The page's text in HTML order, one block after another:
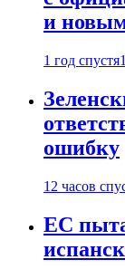
и
1 год спустя
ошибку
12 часов
ЕС